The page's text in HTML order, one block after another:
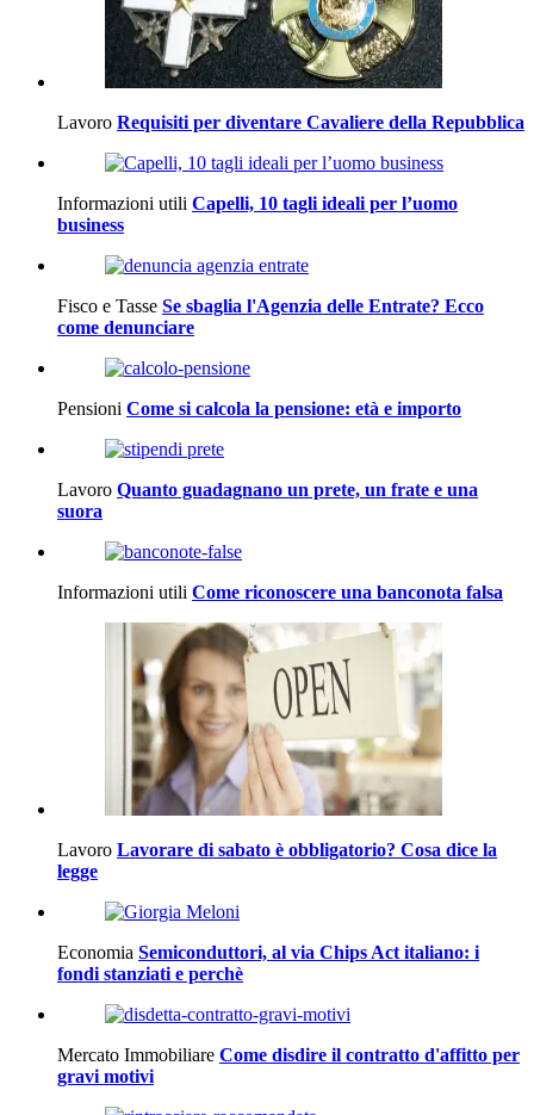
Lavoro Requisiti per diventare Cavaliere della Repubblica
Informazioni utili Capelli, 10 tagli ideali per l’uomo
business
Fisco e Tasse Se sbaglia l'Agenzia delle Entrate? Ecco
come denunciare
Pensioni Come si calcola la pensione: età e importo
Lavoro Quanto guadagnano un prete, un frate e una
suora
Informazioni utili Come riconoscere una banconota falsa
Lavoro Lavorare di sabato è obbligatorio? Cosa dice la
legge
Economia Semiconduttori, al via Chips Act italiano: i
fondi stanziati e perchè
Mercato Immobiliare Come disdire il contratto d'affitto per
gravi motivi